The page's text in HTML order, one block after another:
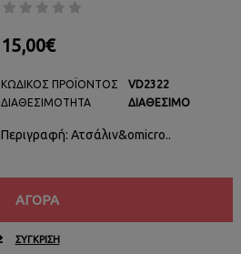
15,00€
ΚΩΔΙΚΌΣ ΠΡΟΪΌΝΤΟΣ
ΔΙΑΘΕΣΙΜΌΤΗΤΑ
VD2322
ΔΙΑΘΈΣΙΜΟ
Περιγραφή: Ατσάλιν&omicro..
ΑΓΟΡΆ
ΣΎΓΚΡΙΣΗ